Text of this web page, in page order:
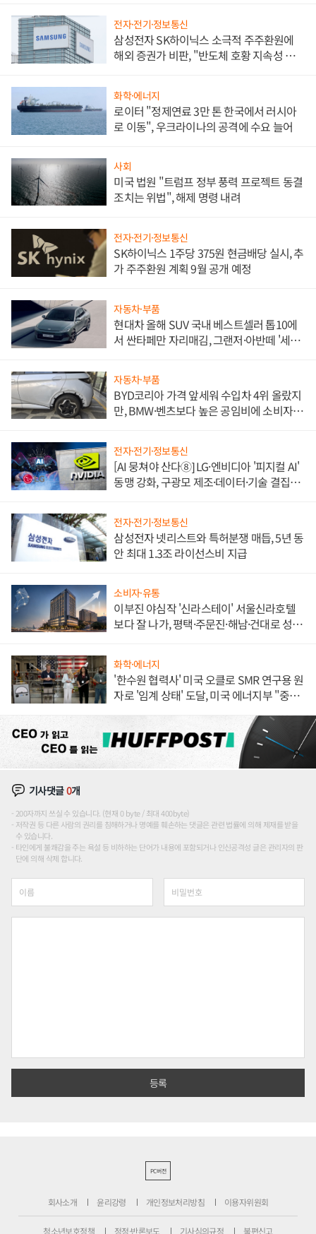
전자·전기·정보통신
삼성전자 SK하이닉스 소극적 주주환원에
해외 증권가 비판, "반도체 호황 지속성 의
화학·에너지
로이터 "정제연료 3만 톤 한국에서 러시아
로 이동", 우크라이나의 공격에 수요 늘어
사회
미국 법원 "트럼프 정부 풍력 프로젝트 동결
조치는 위법", 해제 명령 내려
전자·전기·정보통신
SK하이닉스 1주당 375원 현금배당 실시, 추
가 주주환원 계획 9월 공개 예정
자동차·부품
현대차 올해 SUV 국내 베스트셀러 톱10에
서 싼타페만 자리매김, 그랜저·아반떼 '세단
자동차·부품
BYD코리아 가격 앞세워 수입차 4위 올랐지
만, BMW·벤츠보다 높은 공임비에 소비자
전자·전기·정보통신
[AI 뭉쳐야 산다⑧] LG·엔비디아 '피지컬 AI'
동맹 강화, 구광모 제조·데이터·기술 결집
전자·전기·정보통신
삼성전자 넷리스트와 특허분쟁 매듭, 5년 동
안 최대 1.3조 라이선스비 지급
소비자·유통
이부진 야심작 '신라스테이' 서울신라호텔
보다 잘 나가, 평택·주문진·해남·건대로 성
화학·에너지
'한수원 협력사' 미국 오클로 SMR 연구용 원
자로 '임계 상태' 도달, 미국 에너지부 "중요
기사댓글0개
200자까지 쓰실 수 있습니다. (현재 0 byte / 최대 400byte)
저작권 등 다른 사람의 권리를 침해하거나 명예를 훼손하는 댓글은 관련 법률에 의해 제재를 받을
수 있습니다.
타인에게 불쾌감을 주는 욕설 등 비하하는 단어가 내용에 포함되거나 인신공격성 글은 관리자의 판
단에 의해 삭제 합니다.
PC버전
회사소개 윤리강령 개인정보처리방침 이용자위원회
청소년보호정책 정정·반론보도 기사심의규정 불편신고